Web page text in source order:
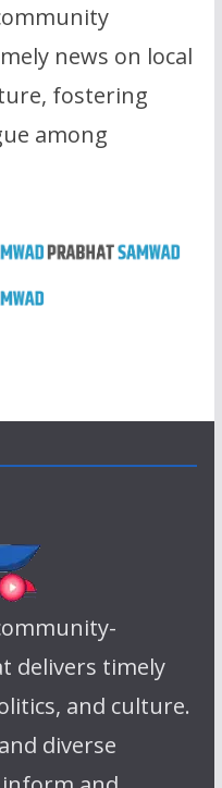
news on local
fostering
among
delivers timely
and culture.
diverse